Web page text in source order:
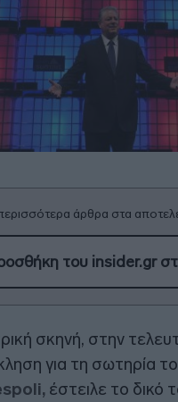
άρθρα στα
του insider.gr
σκηνή, στην
για τη σωτηρία
έστειλε το δικό